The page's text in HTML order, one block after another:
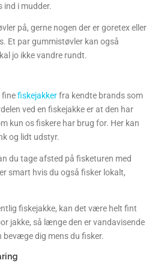
ind i mudder.
på, gerne nogen der er goretex eller
Et par gummistøvler kan også
jo ikke vandre rundt.
finefiskejakkerfra kendte brands som
ved en fiskejakke er at den har
kun os fiskere har brug for. Her kan
og lidt udstyr.
du tage afsted på fisketuren med
smart hvis du også fisker lokalt,
fiskejakke, kan det være helt fint
jakke, så længe den er vandavisende
bevæge dig mens du fisker.